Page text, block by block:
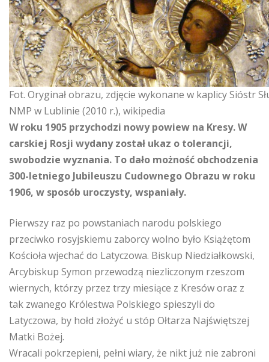
Fot. Oryginał obrazu, zdjęcie wykonane w kaplicy Sióstr
NMP w Lublinie (2010 r.), wikipedia
W roku 1905 przychodzi nowy powiew na Kresy. W
carskiej Rosji wydany został ukaz o tolerancji,
swobodzie wyznania. To dało możność obchodzenia
300-letniego Jubileuszu Cudownego Obrazu w roku
1906, w sposób uroczysty, wspaniały.
Pierwszy raz po powstaniach narodu polskiego
przeciwko rosyjskiemu zaborcy wolno było Książętom
Kościoła wjechać do Latyczowa. Biskup Niedziałkowski,
Arcybiskup Symon przewodzą niezliczonym rzeszom
wiernych, którzy przez trzy miesiące z Kresów oraz z
tak zwanego Królestwa Polskiego spieszyli do
Latyczowa, by hołd złożyć u stóp Ołtarza Najświętszej
Matki Bożej.
Wracali pokrzepieni, pełni wiary, że nikt już nie zabroni